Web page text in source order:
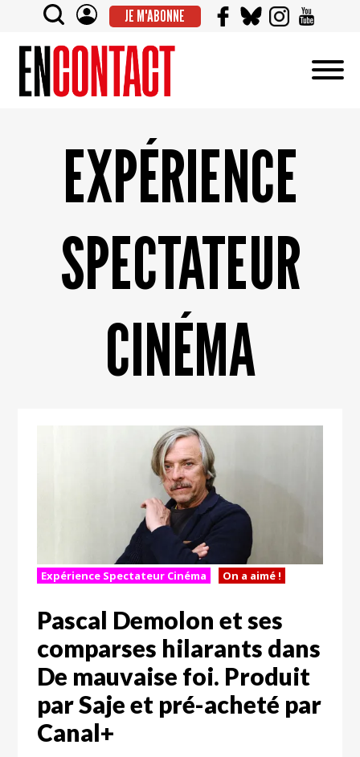
JE M'ABONNE
EXPÉRIENCE
SPECTATEUR
CINÉMA
Expérience Spectateur Cinéma On a aimé !
Pascal Demolon et ses
comparses hilarants dans
De mauvaise foi. Produit
par Saje et pré-acheté par
Canal+